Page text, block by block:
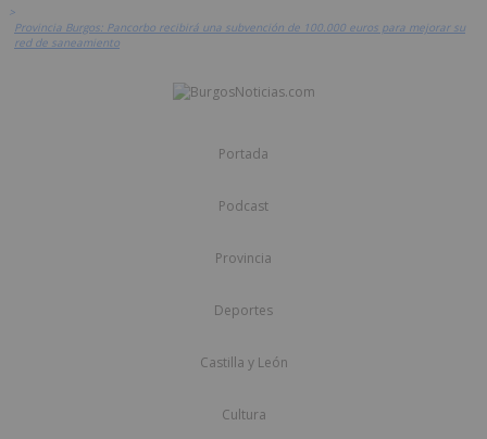
>
Provincia Burgos: Pancorbo recibirá una subvención de 100.000 euros para mejorar su
red de saneamiento
Portada
Podcast
Provincia
Deportes
Castilla y León
Cultura